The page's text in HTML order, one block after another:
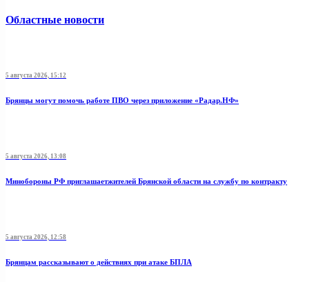
Областные новости
5 августа 2026, 15:12
Брянцы могут помочь работе ПВО через приложение «Радар.НФ»
5 августа 2026, 13:08
Минобoроны РФ приглaшaетжитeлeй Брянской области на службу по контракту
5 августа 2026, 12:58
Брянцам рассказывают о действиях при атаке БПЛА